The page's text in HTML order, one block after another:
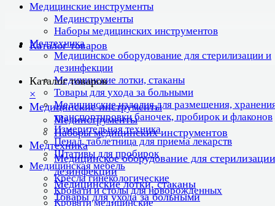
Медицинские инструменты
Мединструменты
Наборы медицинских инструментов
Медтехника
Медицинское оборудование для стерилизации и
дезинфекции
Медицинские лотки, стаканы
Товары для ухода за больными
Медицинские изделия для размещения,
транспортировки баночек, пробирок и флаконов
Измерительная техника
Пенал, таблетница для приема лекарств
Штативы для пробирок
Медицинская мебель
Кресла гинекологические
Кровати и столы для новорожденных
Кровати медицинские
Каталог товаров
Каталог товаров
×
Медицинские инструменты
Мединструменты
Наборы медицинских инструментов
Медтехника
Медицинское оборудование для
дезинфекции
Медицинские лотки, стаканы
Товары для ухода за больными